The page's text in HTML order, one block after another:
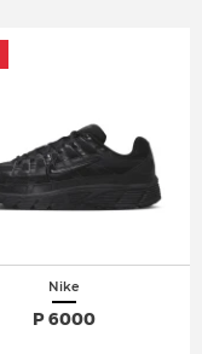
Nike
P 6000